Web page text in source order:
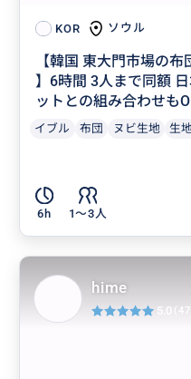
KOR ソウル
【韓国 東大門市場の
】6時間 3人まで同額
ットとの組み合わせも
イブル 布団 ヌビ生地 生
6h 1〜3人
hime
5.0